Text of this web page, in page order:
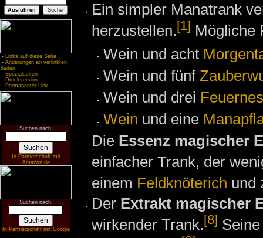
- Links auf diese Seite
- Änderungen an verlinkten
Seiten
- Spezialseiten
- Druckversion
- Permanenter Link
Suchen nach:
In Partnerschaft mit
Amazon.de
Suchen nach:
In Partnerschaft mit Google
Ein simpler Manatrank
herzustellen.[1] Mögliche
Wein und acht
Wein und fünf
Wein und drei
Wein und eine
Die Essenz magischer
einfacher Trank, der
einem Feldknöterich und
Der Extrakt magischer
wirkender Trank.[8]